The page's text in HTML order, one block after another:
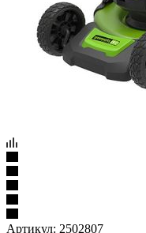
Артикул: 2502807